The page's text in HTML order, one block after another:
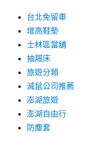
台北免留車
增高鞋墊
士林區當舖
抽屜床
旅遊分類
滅鼠公司推薦
澎湖旅遊
澎湖自由行
防塵套